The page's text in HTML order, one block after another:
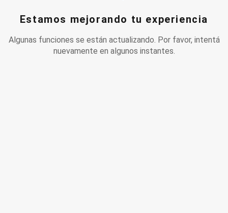
Estamos mejorando tu experiencia
Algunas funciones se están actualizando. Por favor, intentá
nuevamente en algunos instantes.